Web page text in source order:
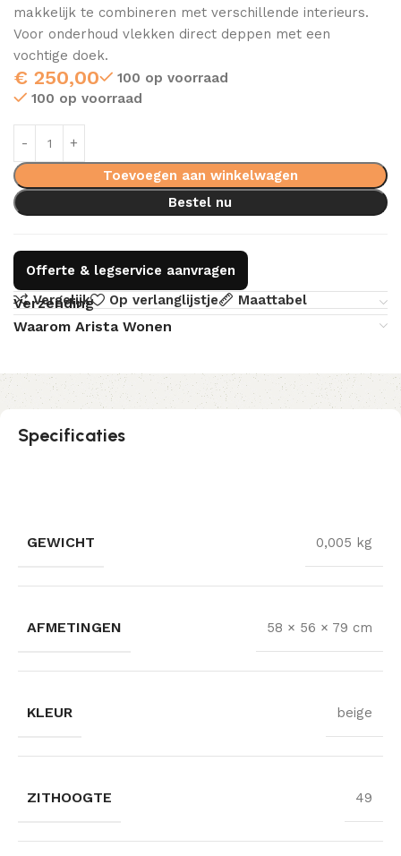
makkelijk te combineren met verschillende interieurs.
Voor onderhoud vlekken direct deppen met een
vochtige doek.
€ 250,00
100 op voorraad
100 op voorraad
Toevoegen aan winkelwagen
Bestel nu
Offerte & legservice aanvragen
Vergelijk
Op verlanglijstje Maattabel
Verzending
Waarom Arista Wonen
Specificaties
GEWICHT 0,005 kg
AFMETINGEN 58 × 56 × 79 cm
KLEUR beige
ZITHOOGTE 49